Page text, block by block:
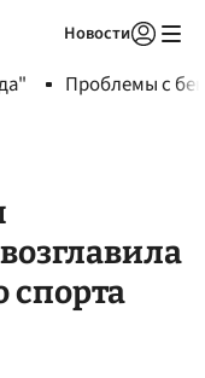
Новости
Проблемы с
спорта